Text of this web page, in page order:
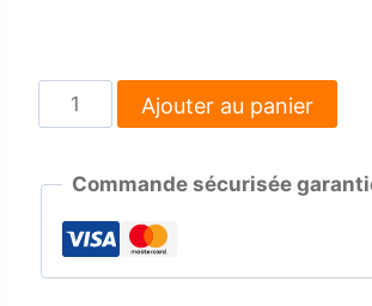
quantité
de
papier
Semi-
Mat
Ajouter au panier
Commande sécurisée